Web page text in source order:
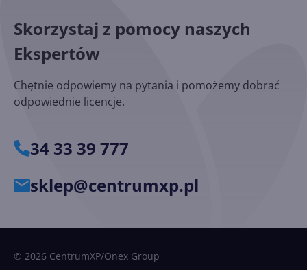
Skorzystaj z pomocy naszych
Ekspertów
Chętnie odpowiemy na pytania i pomożemy dobrać
odpowiednie licencje.
34 33 39 777
sklep@centrumxp.pl
© 2026 CentrumXP/Onex Group